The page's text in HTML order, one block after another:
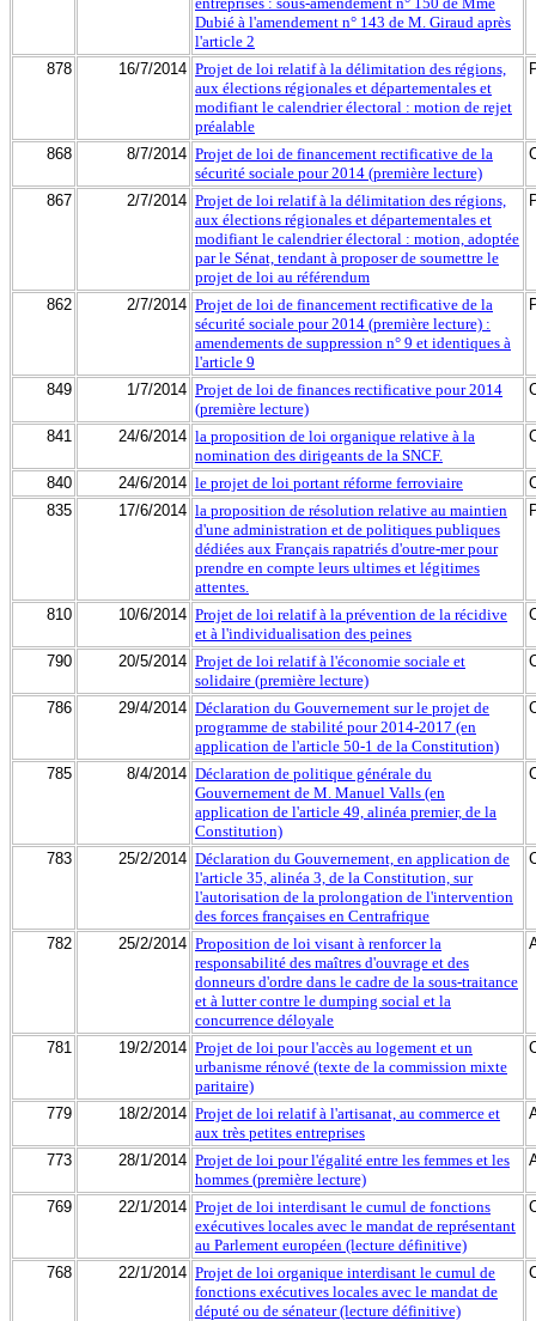
Dubié à l'amendement n° 143 de M. Giraud après
l'article 2
878
16/7/2014 Projet de loi relatif à la délimitation des régions,
aux élections régionales et départementales et
modifiant le calendrier électoral : motion de rejet
préalable
868 8/7/2014 Projet de loi de financement rectificative de la
sécurité sociale pour 2014 (première lecture)
867 2/7/2014 Projet de loi relatif à la délimitation des régions,
aux élections régionales et départementales et
modifiant le calendrier électoral : motion, adoptée
par le Sénat, tendant à proposer de soumettre le
projet de loi au référendum
862 2/7/2014 Projet de loi de financement rectificative de la
sécurité sociale pour 2014 (première lecture) :
amendements de suppression n° 9 et identiques à
l'article 9
849 1/7/2014 Projet de loi de finances rectificative pour 2014
(première lecture)
841 24/6/2014 la proposition de loi organique relative à la
nomination des dirigeants de la SNCF.
840 24/6/2014 le projet de loi portant réforme ferroviaire
835
17/6/2014 la proposition de résolution relative au maintien
d'une administration et de politiques publiques
dédiées aux Français rapatriés d'outre-mer pour
prendre en compte leurs ultimes et légitimes
attentes.
810 10/6/2014 Projet de loi relatif à la prévention de la récidive
et à l'individualisation des peines
790 20/5/2014 Projet de loi relatif à l'économie sociale et
solidaire (première lecture)
786 29/4/2014 Déclaration du Gouvernement sur le projet de
programme de stabilité pour 2014-2017 (en
application de l'article 50-1 de la Constitution)
785 8/4/2014 Déclaration de politique générale du
Gouvernement de M. Manuel Valls (en
application de l'article 49, alinéa premier, de la
Constitution)
783 25/2/2014 Déclaration du Gouvernement, en application de
l'article 35, alinéa 3, de la Constitution, sur
l'autorisation de la prolongation de l'intervention
des forces françaises en Centrafrique
782 25/2/2014 Proposition de loi visant à renforcer la
responsabilité des maîtres d'ouvrage et des
donneurs d'ordre dans le cadre de la sous-traitance
et à lutter contre le dumping social et la
concurrence déloyale
781 19/2/2014 Projet de loi pour l'accès au logement et un
urbanisme rénové (texte de la commission mixte
paritaire)
779 18/2/2014 Projet de loi relatif à l'artisanat, au commerce et
aux très petites entreprises
773 28/1/2014 Projet de loi pour l'égalité entre les femmes et les
hommes (première lecture)
769 22/1/2014 Projet de loi interdisant le cumul de fonctions
exécutives locales avec le mandat de représentant
au Parlement européen (lecture définitive)
768 22/1/2014 Projet de loi organique interdisant le cumul de
fonctions exécutives locales avec le mandat de
député ou de sénateur (lecture définitive)